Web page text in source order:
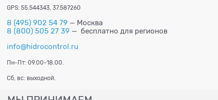
GPS: 55.544343, 37.587260
8 (495) 902 54 79 — Москва
8 (800) 505 27 39 — бесплатно для регионов
info@hidrocontrol.ru
Пн-Пт: 09.00-18.00.
Сб, вс: выходной.